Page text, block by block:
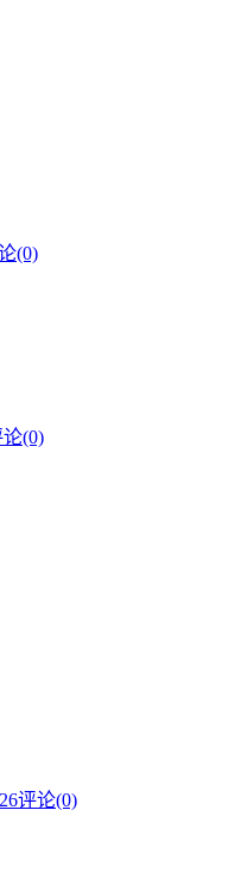
(0)
(0)
评论(0)